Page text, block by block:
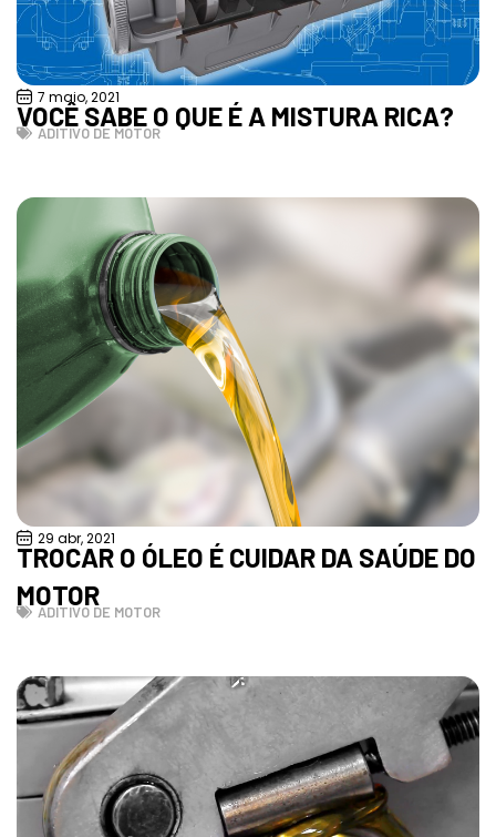
7 maio, 2021
VOCÊ SABE O QUE É A MISTURA RICA?
ADITIVO DE MOTOR
29 abr, 2021
TROCAR O ÓLEO É CUIDAR DA SAÚDE DO
MOTOR
ADITIVO DE MOTOR